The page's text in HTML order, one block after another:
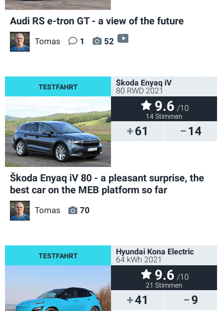
Audi RS e-tron GT - a view of the future
Tomas 1 52
61 14
Škoda Enyaq iV
80 RWD 2021
9.6 /10
14 Stimmen
Škoda Enyaq iV 80 - a pleasant surprise, the
best car on the MEB platform so far
Tomas 70
41 9
Hyundai Kona Electric
64 kWh 2021
9.6 /10
21 Stimmen